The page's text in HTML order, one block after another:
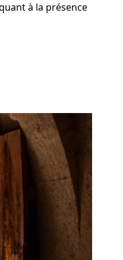
à la présence